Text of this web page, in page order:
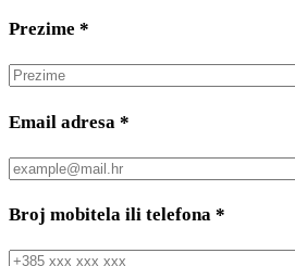
Prezime *
Email adresa *
Broj mobitela ili telefona *